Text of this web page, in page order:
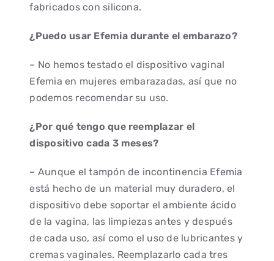
fabricados con silicona.
¿Puedo usar Efemia durante el embarazo?
– No hemos testado el dispositivo vaginal
Efemia en mujeres embarazadas, así que no
podemos recomendar su uso.
¿Por qué tengo que reemplazar el
dispositivo cada 3 meses?
– Aunque el tampón de incontinencia Efemia
está hecho de un material muy duradero, el
dispositivo debe soportar el ambiente ácido
de la vagina, las limpiezas antes y después
de cada uso, así como el uso de lubricantes y
cremas vaginales. Reemplazarlo cada tres